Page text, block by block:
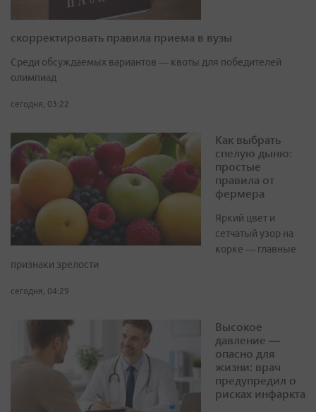
скорректировать правила приема в вузы
Среди обсуждаемых вариантов — квоты для победителей
олимпиад
сегодня, 03:22
Как выбрать
спелую дыню:
простые
правила от
фермера
Яркий цвет и
сетчатый узор на
корке — главные
признаки зрелости
сегодня, 04:29
Высокое
давление —
опасно для
жизни: врач
предупредил о
рисках инфаркта